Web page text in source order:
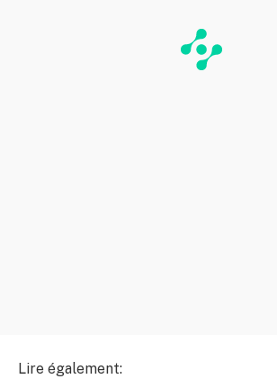
Lire également: